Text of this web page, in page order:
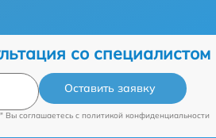
со специалистом
Оставить заявку
Вы соглашаетесь c политикой конфиденциальности